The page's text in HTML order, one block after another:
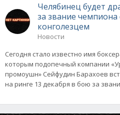
Челябинец будет
за звание чемпиона
конголезцем
Новости
Сегодня стало известно имя
которым подопечный компании
промоушн» Сейфудин Барахоев
на ринге 13 декабря в бою за